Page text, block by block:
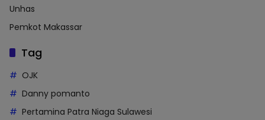
Unhas
Pemkot Makassar
Tag
OJK
Danny pomanto
Pertamina Patra Niaga Sulawesi